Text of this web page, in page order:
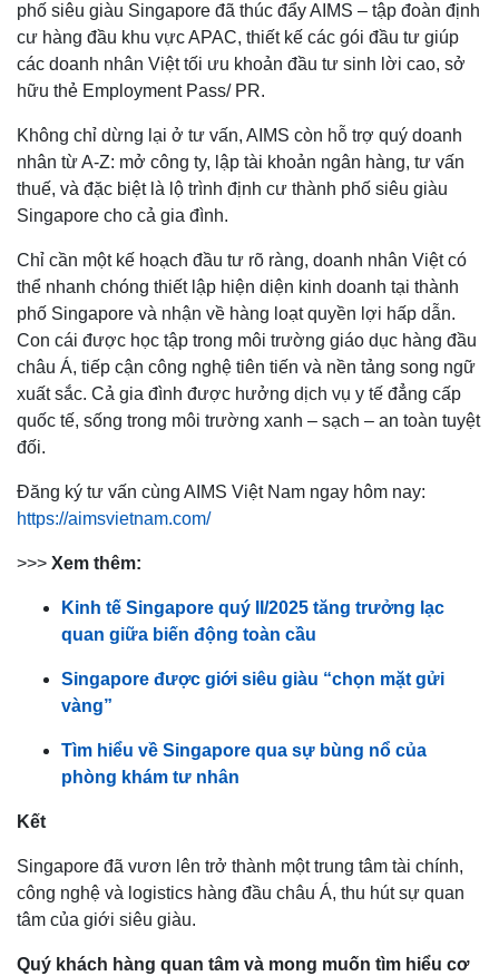
phố siêu giàu Singapore đã thúc đẩy AIMS – tập đoàn định
cư hàng đầu khu vực APAC, thiết kế các gói đầu tư giúp
các doanh nhân Việt tối ưu khoản đầu tư sinh lời cao, sở
hữu thẻ Employment Pass/ PR.
Không chỉ dừng lại ở tư vấn, AIMS còn hỗ trợ quý doanh
nhân từ A-Z: mở công ty, lập tài khoản ngân hàng, tư vấn
thuế, và đặc biệt là lộ trình định cư thành phố siêu giàu
Singapore cho cả gia đình.
Chỉ cần một kế hoạch đầu tư rõ ràng, doanh nhân Việt có
thể nhanh chóng thiết lập hiện diện kinh doanh tại thành
phố Singapore và nhận về hàng loạt quyền lợi hấp dẫn.
Con cái được học tập trong môi trường giáo dục hàng đầu
châu Á, tiếp cận công nghệ tiên tiến và nền tảng song ngữ
xuất sắc. Cả gia đình được hưởng dịch vụ y tế đẳng cấp
quốc tế, sống trong môi trường xanh – sạch – an toàn tuyệt
đối.
Đăng ký tư vấn cùng AIMS Việt Nam ngay hôm nay:
https://aimsvietnam.com/
>>> Xem thêm:
Kinh tế Singapore quý II/2025 tăng trưởng lạc
quan giữa biến động toàn cầu
Singapore được giới siêu giàu “chọn mặt gửi
vàng”
Tìm hiểu về Singapore qua sự bùng nổ của
phòng khám tư nhân
Kết
Singapore đã vươn lên trở thành một trung tâm tài chính,
công nghệ và logistics hàng đầu châu Á, thu hút sự quan
tâm của giới siêu giàu.
Quý khách hàng quan tâm và mong muốn tìm hiểu cơ